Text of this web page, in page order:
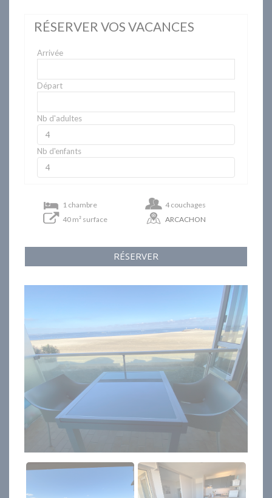
RÉSERVER VOS VACANCES
Arrivée
Départ
Nb d'adultes
Nb d'enfants
1 chambre
4 couchages
40 m² surface
ARCACHON
RÉSERVER